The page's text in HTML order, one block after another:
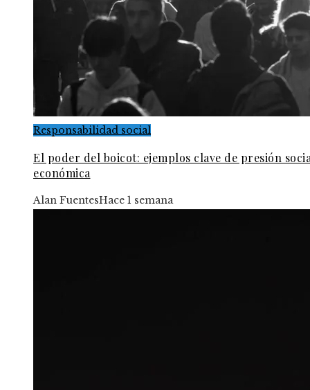
Responsabilidad social
El poder del boicot: ejemplos clave de presión
económica
Alan FuentesHace 1 semana